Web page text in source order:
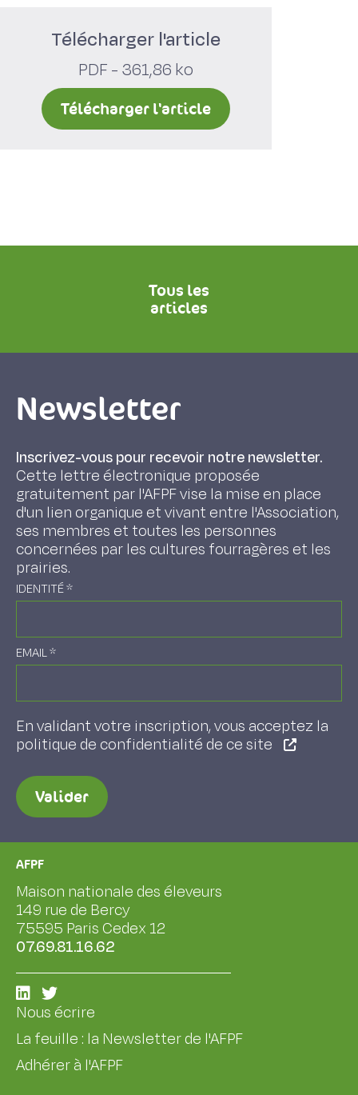
Télécharger l'article
PDF - 361,86 ko
Télécharger l'article
Tous les
articles
Newsletter
Inscrivez-vous pour recevoir notre newsletter.
Cette lettre électronique proposée
gratuitement par l'AFPF vise la mise en place
d'un lien organique et vivant entre l'Association,
ses membres et toutes les personnes
concernées par les cultures fourragères et les
prairies.
IDENTITÉ*
EMAIL*
En validant votre inscription, vous acceptez la
politique de confidentialité de ce site
Valider
AFPF
Maison nationale des éleveurs
149 rue de Bercy
75595 Paris Cedex 12
07.69.81.16.62
Nous écrire
La feuille : la Newsletter de l'AFPF
Adhérer à l'AFPF